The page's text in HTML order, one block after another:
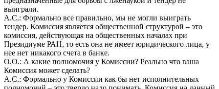
выиграли.
А.С.: Формально все правильно, мы не могли выиграть
тендер. Комиссия является общественной структурой – это
комиссия, действующая на общественных началах при
Президиуме РАН, то есть она не имеет юридического лица, у
нее нет никакого счета в банке.
О.О.: А какие полномочия у Комиссии? Реально что ваша
Комиссия может сделать?
А.С.: Формально у Комиссии как бы нет исполнительных